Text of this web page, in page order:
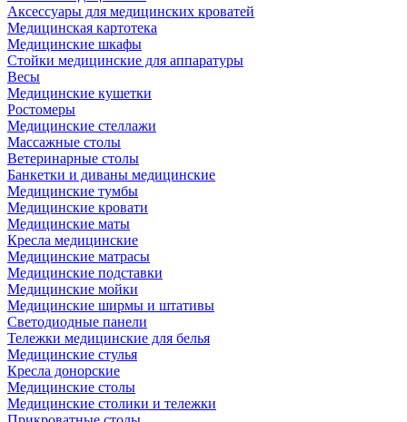
Аксессуары для медицинских кроватей
Медицинская картотека
Медицинские шкафы
Стойки медицинские для аппаратуры
Весы
Медицинские кушетки
Ростомеры
Медицинские стеллажи
Массажные столы
Ветеринарные столы
Банкетки и диваны медицинские
Медицинские тумбы
Медицинские кровати
Медицинские маты
Кресла медицинские
Медицинские матрасы
Медицинские подставки
Медицинские мойки
Медицинские ширмы и штативы
Светодиодные панели
Тележки медицинские для белья
Медицинские стулья
Кресла донорские
Медицинские столы
Медицинские столики и тележки